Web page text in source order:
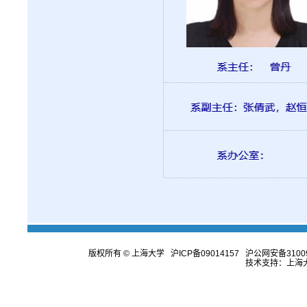
版权所有 © 上海大学 沪ICP备09014157
沪公网安备
技术支持： 上海